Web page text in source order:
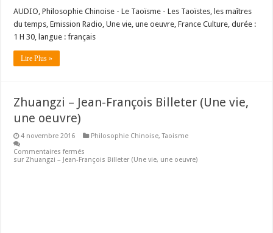
AUDIO, Philosophie Chinoise - Le Taoïsme - Les Taoïstes, les maîtres
du temps, Emission Radio, Une vie, une oeuvre, France Culture, durée :
1 H 30, langue : français
Lire Plus »
Zhuangzi – Jean-François Billeter (Une vie,
une oeuvre)
4 novembre 2016 Philosophie Chinoise,Taoisme
Commentaires fermés
sur Zhuangzi – Jean-François Billeter (Une vie, une oeuvre)